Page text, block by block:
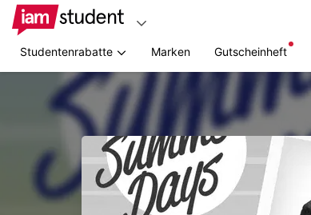
Hauptinhalt
Studentenrabatte Marken Gutscheinheft